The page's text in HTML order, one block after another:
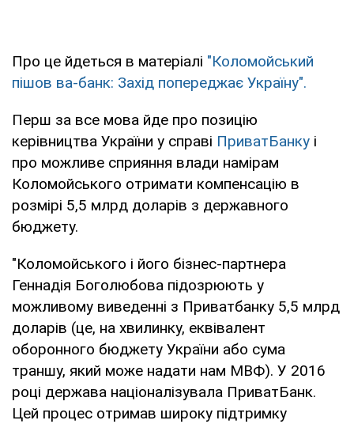
Про це йдеться в матеріалі "Коломойський
пішов ва-банк: Захід попереджає Україну".
Перш за все мова йде про позицію
керівництва України у справі ПриватБанку і
про можливе сприяння влади намірам
Коломойського отримати компенсацію в
розмірі 5,5 млрд доларів з державного
бюджету.
"Коломойського і його бізнес-партнера
Геннадія Боголюбова підозрюють у
можливому виведенні з Приватбанку 5,5 млрд
доларів (це, на хвилинку, еквівалент
оборонного бюджету України або сума
траншу, який може надати нам МВФ). У 2016
році держава націоналізувала ПриватБанк.
Цей процес отримав широку підтримку